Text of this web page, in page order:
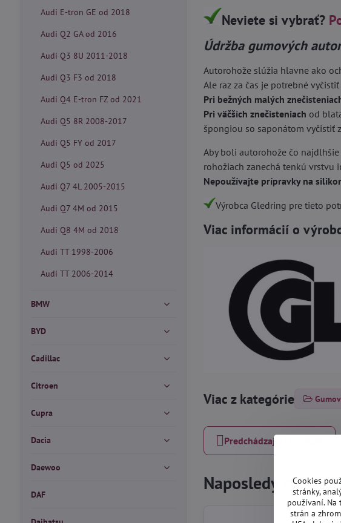
Neviete si vybrať?
Údržba gumových
Autorohože slúžia hlavne ako
Ale raz za čas je potrebné
Pri bežných malých
Pri väčších znečisteniach od
špongiou so saponátom vyčistiť
Aby boli autorohože čo
rohožiach zanechá tenkú vrstvu
Nepoužívajte prípravky na
Výrobca Gledring pre tieto
Viac informácií o
Viac z kategórie
Predchádzajúci produkt
Naposledy ste
Audi E-tron GE od 2018
Audi Q2 GA od 2016
Audi Q3 8U 2011-2018
Audi Q3 F3 od 2018
Audi Q4 E-tron FZ od 2021
Audi Q5 8R 2008-2017
Audi Q5 FY od 2017
Audi Q5 od 2025
Audi Q7 4L 2005-2015
Audi Q7 4M od 2015
Audi Q8 4M od 2018
Audi TT 1998-2006
Audi TT 2006-2014
BMW
BYD
Cadillac
Citroen
Cupra
Dacia
Daewoo
DAF
Cookies
stránky,
používaní.
strán a